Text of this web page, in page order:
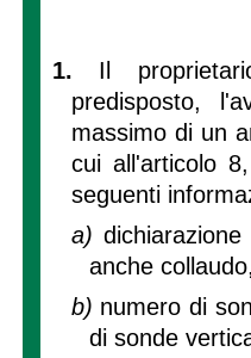
1. Il
predisposto,
massimo di un
cui all'articolo
seguenti
a)
anche
b) numero di
di sonde